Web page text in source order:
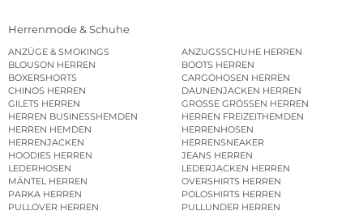
Herrenmode & Schuhe
ANZÜGE & SMOKINGS
ANZUGSSCHUHE HERREN
BLOUSON HERREN
BOOTS HERREN
BOXERSHORTS
CARGOHOSEN HERREN
CHINOS HERREN
DAUNENJACKEN HERREN
GILETS HERREN
GROSSE GRÖSSEN HERREN
HERREN BUSINESSHEMDEN
HERREN FREIZEITHEMDEN
HERREN HEMDEN
HERRENHOSEN
HERRENJACKEN
HERRENSNEAKER
HOODIES HERREN
JEANS HERREN
LEDERHOSEN
LEDERJACKEN HERREN
MÄNTEL HERREN
OVERSHIRTS HERREN
PARKA HERREN
POLOSHIRTS HERREN
PULLOVER HERREN
PULLUNDER HERREN